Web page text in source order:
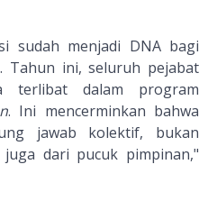
sudah menjadi DNA bagi
Tahun ini, seluruh pejabat
dalam program
. Ini mencerminkan bahwa
jawab kolektif, bukan
dari pucuk pimpinan,"